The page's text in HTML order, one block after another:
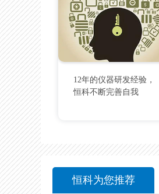
12年的仪器研发经验，
恒科不断完善自我
恒科为您推荐